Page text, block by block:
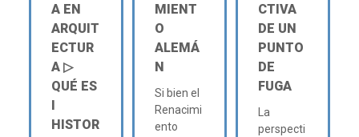
A EN
ARQUIT
ECTUR
A ▷
QUÉ ES
Ι
HISTOR
MIENT
O
ALEMÁ
N
Si bien el
Renacimi
ento
CTIVA
DE UN
PUNTO
DE
FUGA
La
perspecti